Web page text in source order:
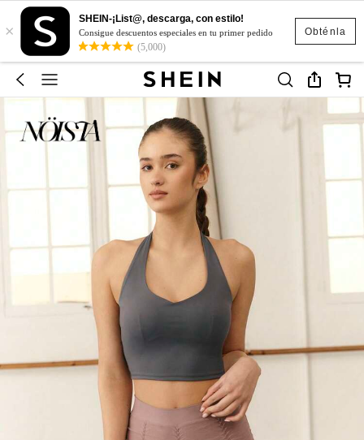
Obténla
×
SHEIN-¡List@, descarga, con estilo!
Consigue descuentos especiales en tu primer pedido
(5,000)